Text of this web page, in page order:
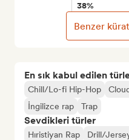
En sık kabul edilen
Chill/Lo-fi Hip-Hop
İngilizce rap
Trap
Sevdikleri türler
Hıristiyan Rap Drill/
38%
Benzer